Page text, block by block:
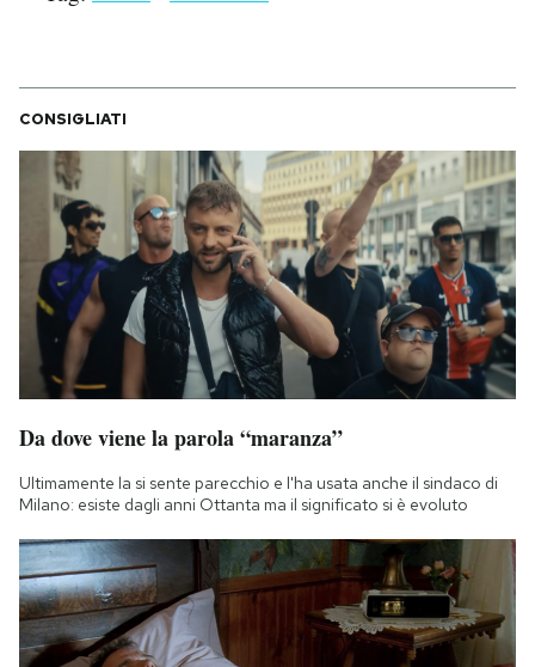
CONSIGLIATI
Da dove viene la parola “maranza”
Ultimamente la si sente parecchio e l'ha usata anche il sindaco di
Milano: esiste dagli anni Ottanta ma il significato si è evoluto